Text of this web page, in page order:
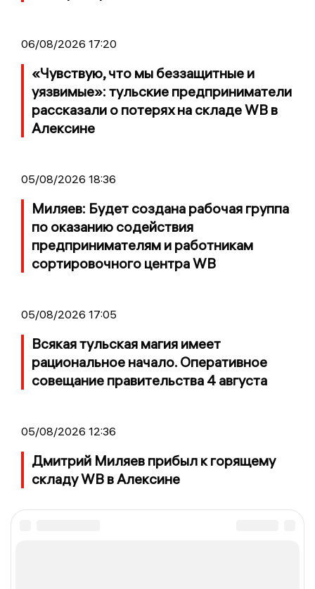
06/08/2026 17:20
«Чувствую, что мы беззащитные и
уязвимые»: тульские предприниматели
рассказали о потерях на складе WB в
Алексине
05/08/2026 18:36
Миляев: Будет создана рабочая группа
по оказанию содействия
предпринимателям и работникам
сортировочного центра WB
05/08/2026 17:05
Всякая тульская магия имеет
рациональное начало. Оперативное
совещание правительства 4 августа
05/08/2026 12:36
Дмитрий Миляев прибыл к горящему
складу WB в Алексине